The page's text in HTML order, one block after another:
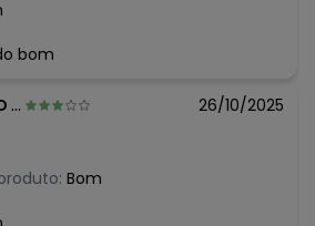
bom
26/10/2025
Bom